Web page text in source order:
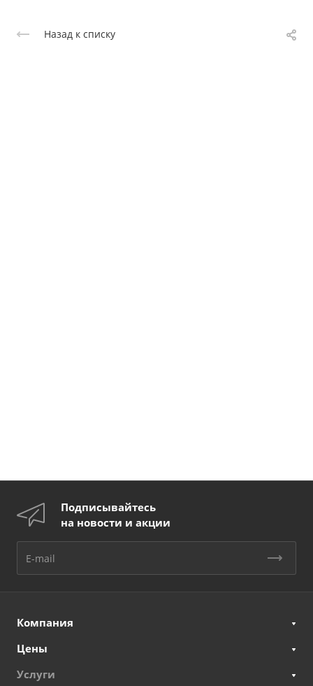
Назад к списку
Подписывайтесь
на новости и акции
Компания
Цены
Услуги